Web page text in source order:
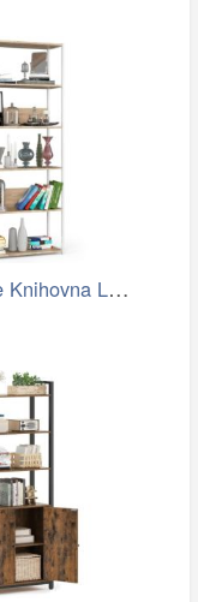
Ak furniture Knihovna Loft s kovovým…